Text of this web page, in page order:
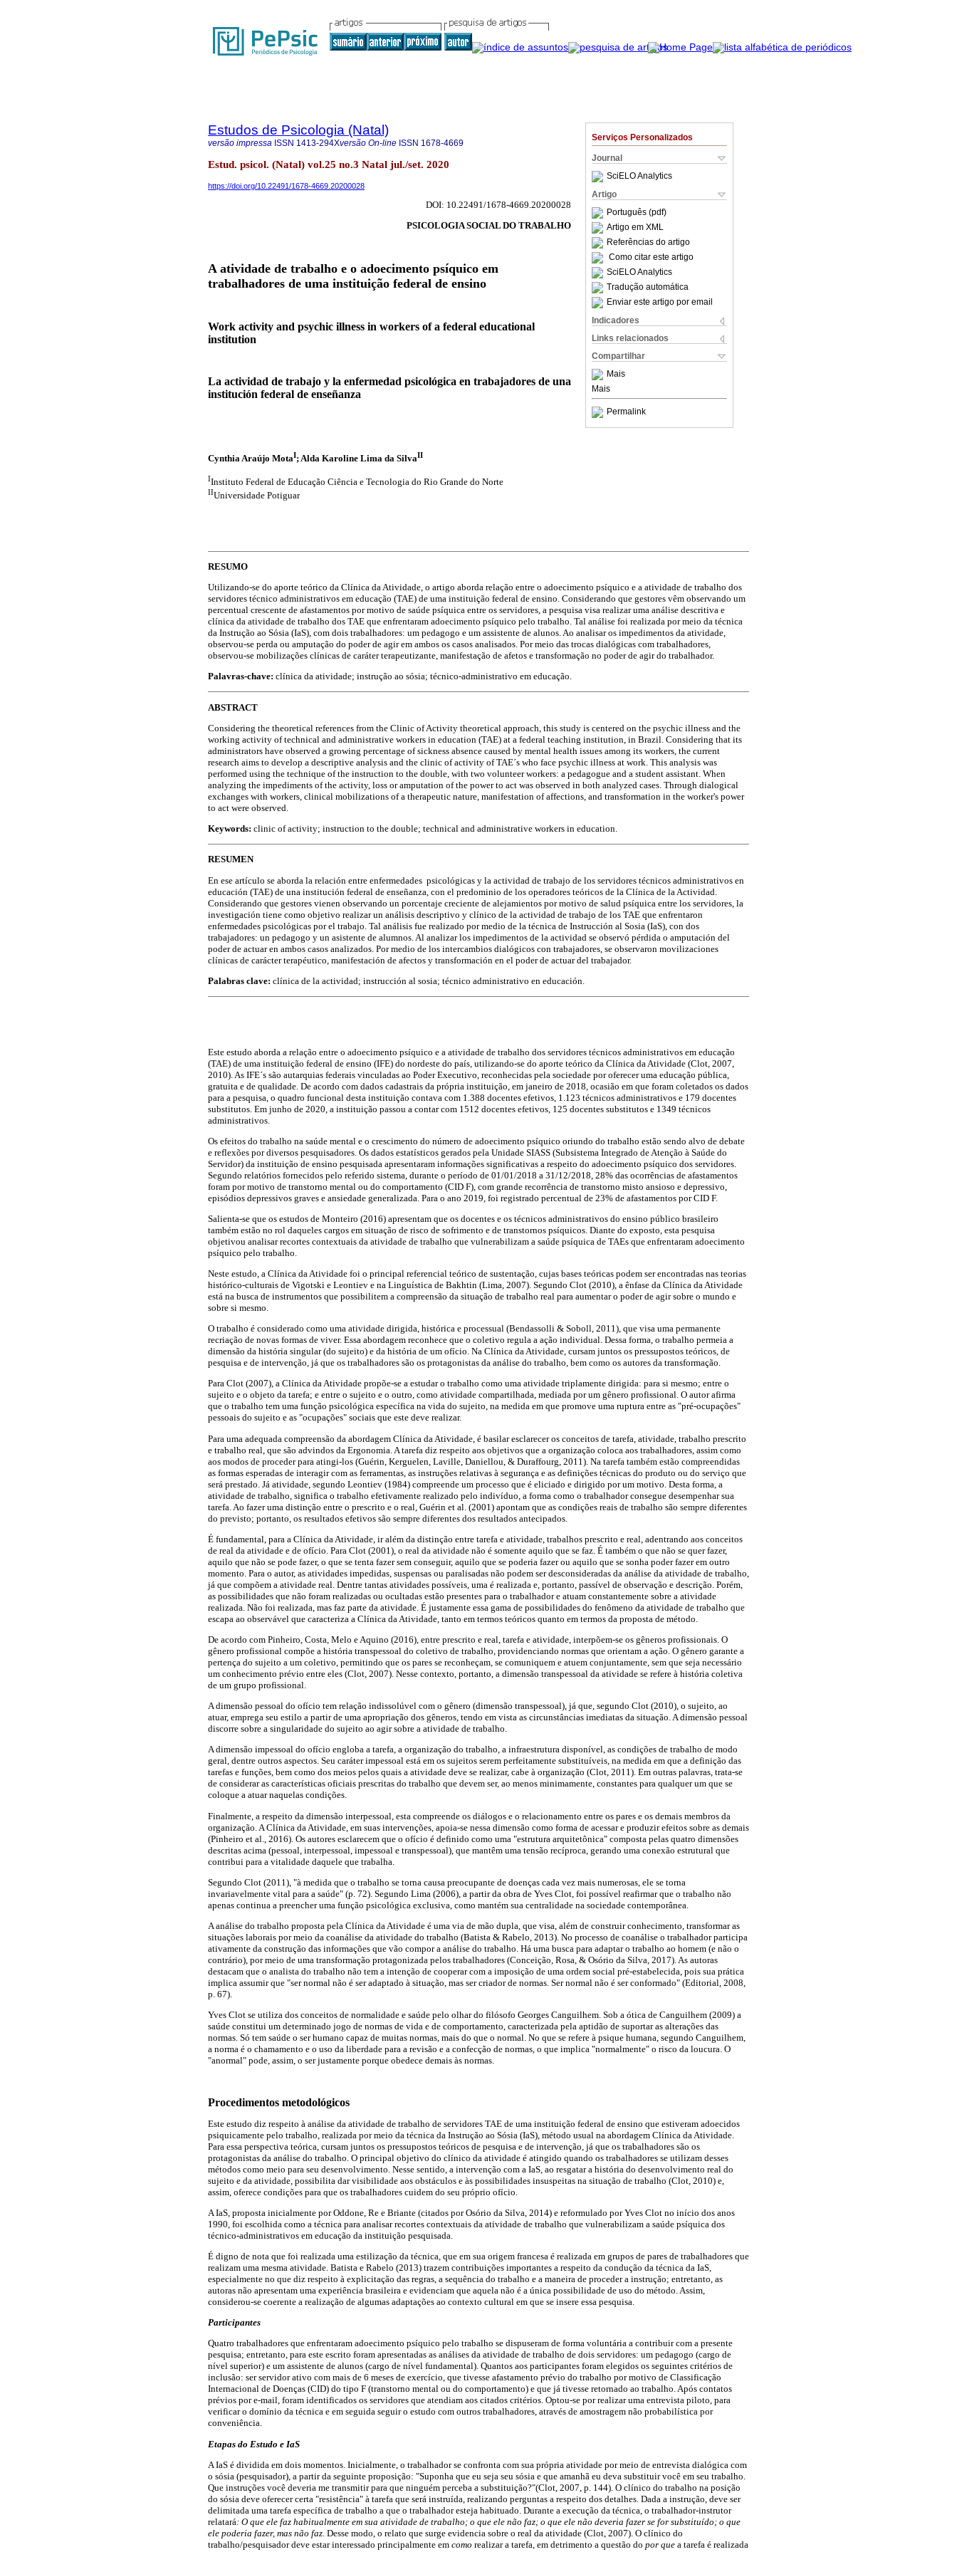
Serviços Personalizados
Journal
SciELO Analytics
Artigo
Português (pdf)
Artigo em XML
Referências do artigo
Como citar este artigo
SciELO Analytics
Tradução automática
Enviar este artigo por email
Indicadores
Links relacionados
Compartilhar
Mais
Mais
Permalink
Estudos de Psicologia (Natal)
versão impressa ISSN 1413-294Xversão On-line ISSN 1678-4669
Estud. psicol. (Natal) vol.25 no.3 Natal jul./set. 2020
https://doi.org/10.22491/1678-4669.20200028
DOI: 10.22491/1678-4669.20200028
PSICOLOGIA SOCIAL DO TRABALHO
A atividade de trabalho e o adoecimento psíquico em
trabalhadores de uma instituição federal de ensino
Work activity and psychic illness in workers of a federal educational
institution
La actividad de trabajo y la enfermedad psicológica en trabajadores de una
institución federal de enseñanza
Cynthia Araújo MotaI; Alda Karoline Lima da SilvaII
IInstituto Federal de Educação Ciência e Tecnologia do Rio Grande do Norte
IIUniversidade Potiguar
RESUMO
Utilizando-se do aporte teórico da Clínica da Atividade, o artigo aborda relação entre o adoecimento psíquico e a atividade de trabalho dos
servidores técnico administrativos em educação (TAE) de uma instituição federal de ensino. Considerando que gestores vêm observando um
percentual crescente de afastamentos por motivo de saúde psíquica entre os servidores, a pesquisa visa realizar uma análise descritiva e
clínica da atividade de trabalho dos TAE que enfrentaram adoecimento psíquico pelo trabalho. Tal análise foi realizada por meio da técnica
da Instrução ao Sósia (IaS), com dois trabalhadores: um pedagogo e um assistente de alunos. Ao analisar os impedimentos da atividade,
observou-se perda ou amputação do poder de agir em ambos os casos analisados. Por meio das trocas dialógicas com trabalhadores,
observou-se mobilizações clínicas de caráter terapeutizante, manifestação de afetos e transformação no poder de agir do trabalhador.
Palavras-chave: clínica da atividade; instrução ao sósia; técnico-administrativo em educação.
ABSTRACT
Considering the theoretical references from the Clinic of Activity theoretical approach, this study is centered on the psychic illness and the
working activity of technical and administrative workers in education (TAE) at a federal teaching institution, in Brazil. Considering that its
administrators have observed a growing percentage of sickness absence caused by mental health issues among its workers, the current
research aims to develop a descriptive analysis and the clinic of activity of TAE´s who face psychic illness at work. This analysis was
performed using the technique of the instruction to the double, with two volunteer workers: a pedagogue and a student assistant. When
analyzing the impediments of the activity, loss or amputation of the power to act was observed in both analyzed cases. Through dialogical
exchanges with workers, clinical mobilizations of a therapeutic nature, manifestation of affections, and transformation in the worker's power
to act were observed.
Keywords: clinic of activity; instruction to the double; technical and administrative workers in education.
RESUMEN
En ese artículo se aborda la relación entre enfermedades psicológicas y la actividad de trabajo de los servidores técnicos administrativos en
educación (TAE) de una institución federal de enseñanza, con el predominio de los operadores teóricos de la Clínica de la Actividad.
Considerando que gestores vienen observando un porcentaje creciente de alejamientos por motivo de salud psíquica entre los servidores, la
investigación tiene como objetivo realizar un análisis descriptivo y clínico de la actividad de trabajo de los TAE que enfrentaron
enfermedades psicológicas por el trabajo. Tal análisis fue realizado por medio de la técnica de Instrucción al Sosia (IaS), con dos
trabajadores: un pedagogo y un asistente de alumnos. Al analizar los impedimentos de la actividad se observó pérdida o amputación del
poder de actuar en ambos casos analizados. Por medio de los intercambios dialógicos con trabajadores, se observaron movilizaciones
clínicas de carácter terapéutico, manifestación de afectos y transformación en el poder de actuar del trabajador.
Palabras clave: clínica de la actividad; instrucción al sosia; técnico administrativo en educación.
Este estudo aborda a relação entre o adoecimento psíquico e a atividade de trabalho dos servidores técnicos administrativos em educação
(TAE) de uma instituição federal de ensino (IFE) do nordeste do país, utilizando-se do aporte teórico da Clínica da Atividade (Clot, 2007,
2010). As IFE´s são autarquias federais vinculadas ao Poder Executivo, reconhecidas pela sociedade por oferecer uma educação pública,
gratuita e de qualidade. De acordo com dados cadastrais da própria instituição, em janeiro de 2018, ocasião em que foram coletados os dados
para a pesquisa, o quadro funcional desta instituição contava com 1.388 docentes efetivos, 1.123 técnicos administrativos e 179 docentes
substitutos. Em junho de 2020, a instituição passou a contar com 1512 docentes efetivos, 125 docentes substitutos e 1349 técnicos
administrativos.
Os efeitos do trabalho na saúde mental e o crescimento do número de adoecimento psíquico oriundo do trabalho estão sendo alvo de debate
e reflexões por diversos pesquisadores. Os dados estatísticos gerados pela Unidade SIASS (Subsistema Integrado de Atenção à Saúde do
Servidor) da instituição de ensino pesquisada apresentaram informações significativas a respeito do adoecimento psíquico dos servidores.
Segundo relatórios fornecidos pelo referido sistema, durante o período de 01/01/2018 a 31/12/2018, 28% das ocorrências de afastamentos
foram por motivo de transtorno mental ou do comportamento (CID F), com grande recorrência de transtorno misto ansioso e depressivo,
episódios depressivos graves e ansiedade generalizada. Para o ano 2019, foi registrado percentual de 23% de afastamentos por CID F.
Salienta-se que os estudos de Monteiro (2016) apresentam que os docentes e os técnicos administrativos do ensino público brasileiro
também estão no rol daqueles cargos em situação de risco de sofrimento e de transtornos psíquicos. Diante do exposto, esta pesquisa
objetivou analisar recortes contextuais da atividade de trabalho que vulnerabilizam a saúde psíquica de TAEs que enfrentaram adoecimento
psíquico pelo trabalho.
Neste estudo, a Clínica da Atividade foi o principal referencial teórico de sustentação, cujas bases teóricas podem ser encontradas nas teorias
histórico-culturais de Vigotski e Leontiev e na Linguística de Bakhtin (Lima, 2007). Segundo Clot (2010), a ênfase da Clínica da Atividade
está na busca de instrumentos que possibilitem a compreensão da situação de trabalho real para aumentar o poder de agir sobre o mundo e
sobre si mesmo.
O trabalho é considerado como uma atividade dirigida, histórica e processual (Bendassolli & Soboll, 2011), que visa uma permanente
recriação de novas formas de viver. Essa abordagem reconhece que o coletivo regula a ação individual. Dessa forma, o trabalho permeia a
dimensão da história singular (do sujeito) e da história de um ofício. Na Clínica da Atividade, cursam juntos os pressupostos teóricos, de
pesquisa e de intervenção, já que os trabalhadores são os protagonistas da análise do trabalho, bem como os autores da transformação.
Para Clot (2007), a Clínica da Atividade propõe-se a estudar o trabalho como uma atividade triplamente dirigida: para si mesmo; entre o
sujeito e o objeto da tarefa; e entre o sujeito e o outro, como atividade compartilhada, mediada por um gênero profissional. O autor afirma
que o trabalho tem uma função psicológica específica na vida do sujeito, na medida em que promove uma ruptura entre as "pré-ocupações"
pessoais do sujeito e as "ocupações" sociais que este deve realizar.
Para uma adequada compreensão da abordagem Clínica da Atividade, é basilar esclarecer os conceitos de tarefa, atividade, trabalho prescrito
e trabalho real, que são advindos da Ergonomia. A tarefa diz respeito aos objetivos que a organização coloca aos trabalhadores, assim como
aos modos de proceder para atingi-los (Guérin, Kerguelen, Laville, Daniellou, & Duraffourg, 2011). Na tarefa também estão compreendidas
as formas esperadas de interagir com as ferramentas, as instruções relativas à segurança e as definições técnicas do produto ou do serviço que
será prestado. Já atividade, segundo Leontiev (1984) compreende um processo que é eliciado e dirigido por um motivo. Desta forma, a
atividade de trabalho, significa o trabalho efetivamente realizado pelo indivíduo, a forma como o trabalhador consegue desempenhar sua
tarefa. Ao fazer uma distinção entre o prescrito e o real, Guérin et al. (2001) apontam que as condições reais de trabalho são sempre diferentes
do previsto; portanto, os resultados efetivos são sempre diferentes dos resultados antecipados.
É fundamental, para a Clínica da Atividade, ir além da distinção entre tarefa e atividade, trabalhos prescrito e real, adentrando aos conceitos
de real da atividade e de ofício. Para Clot (2001), o real da atividade não é somente aquilo que se faz. É também o que não se quer fazer,
aquilo que não se pode fazer, o que se tenta fazer sem conseguir, aquilo que se poderia fazer ou aquilo que se sonha poder fazer em outro
momento. Para o autor, as atividades impedidas, suspensas ou paralisadas não podem ser desconsideradas da análise da atividade de trabalho,
já que compõem a atividade real. Dentre tantas atividades possíveis, uma é realizada e, portanto, passível de observação e descrição. Porém,
as possibilidades que não foram realizadas ou ocultadas estão presentes para o trabalhador e atuam constantemente sobre a atividade
realizada. Não foi realizada, mas faz parte da atividade. É justamente essa gama de possibilidades do fenômeno da atividade de trabalho que
escapa ao observável que caracteriza a Clínica da Atividade, tanto em termos teóricos quanto em termos da proposta de método.
De acordo com Pinheiro, Costa, Melo e Aquino (2016), entre prescrito e real, tarefa e atividade, interpõem-se os gêneros profissionais. O
gênero profissional compõe a história transpessoal do coletivo de trabalho, providenciando normas que orientam a ação. O gênero garante a
pertença do sujeito a um coletivo, permitindo que os pares se reconheçam, se comuniquem e atuem conjuntamente, sem que seja necessário
um conhecimento prévio entre eles (Clot, 2007). Nesse contexto, portanto, a dimensão transpessoal da atividade se refere à história coletiva
de um grupo profissional.
A dimensão pessoal do ofício tem relação indissolúvel com o gênero (dimensão transpessoal), já que, segundo Clot (2010), o sujeito, ao
atuar, emprega seu estilo a partir de uma apropriação dos gêneros, tendo em vista as circunstâncias imediatas da situação. A dimensão pessoal
discorre sobre a singularidade do sujeito ao agir sobre a atividade de trabalho.
A dimensão impessoal do ofício engloba a tarefa, a organização do trabalho, a infraestrutura disponível, as condições de trabalho de modo
geral, dentre outros aspectos. Seu caráter impessoal está em os sujeitos serem perfeitamente substituíveis, na medida em que a definição das
tarefas e funções, bem como dos meios pelos quais a atividade deve se realizar, cabe à organização (Clot, 2011). Em outras palavras, trata-se
de considerar as características oficiais prescritas do trabalho que devem ser, ao menos minimamente, constantes para qualquer um que se
coloque a atuar naquelas condições.
Finalmente, a respeito da dimensão interpessoal, esta compreende os diálogos e o relacionamento entre os pares e os demais membros da
organização. A Clínica da Atividade, em suas intervenções, apoia-se nessa dimensão como forma de acessar e produzir efeitos sobre as demais
(Pinheiro et al., 2016). Os autores esclarecem que o ofício é definido como uma "estrutura arquitetônica" composta pelas quatro dimensões
descritas acima (pessoal, interpessoal, impessoal e transpessoal), que mantêm uma tensão recíproca, gerando uma conexão estrutural que
contribui para a vitalidade daquele que trabalha.
Segundo Clot (2011), "à medida que o trabalho se torna causa preocupante de doenças cada vez mais numerosas, ele se torna
invariavelmente vital para a saúde" (p. 72). Segundo Lima (2006), a partir da obra de Yves Clot, foi possível reafirmar que o trabalho não
apenas continua a preencher uma função psicológica exclusiva, como mantém sua centralidade na sociedade contemporânea.
A análise do trabalho proposta pela Clínica da Atividade é uma via de mão dupla, que visa, além de construir conhecimento, transformar as
situações laborais por meio da coanálise da atividade do trabalho (Batista & Rabelo, 2013). No processo de coanálise o trabalhador participa
ativamente da construção das informações que vão compor a análise do trabalho. Há uma busca para adaptar o trabalho ao homem (e não o
contrário), por meio de uma transformação protagonizada pelos trabalhadores (Conceição, Rosa, & Osório da Silva, 2017). As autoras
destacam que o analista do trabalho não tem a intenção de cooperar com a imposição de uma ordem social pré-estabelecida, pois sua prática
implica assumir que "ser normal não é ser adaptado à situação, mas ser criador de normas. Ser normal não é ser conformado" (Editorial, 2008,
p. 67).
Yves Clot se utiliza dos conceitos de normalidade e saúde pelo olhar do filósofo Georges Canguilhem. Sob a ótica de Canguilhem (2009) a
saúde constitui um determinado jogo de normas de vida e de comportamento, caracterizada pela aptidão de suportar as alterações das
normas. Só tem saúde o ser humano capaz de muitas normas, mais do que o normal. No que se refere à psique humana, segundo Canguilhem,
a norma é o chamamento e o uso da liberdade para a revisão e a confecção de normas, o que implica "normalmente" o risco da loucura. O
"anormal" pode, assim, o ser justamente porque obedece demais às normas.
Procedimentos metodológicos
Este estudo diz respeito à análise da atividade de trabalho de servidores TAE de uma instituição federal de ensino que estiveram adoecidos
psiquicamente pelo trabalho, realizada por meio da técnica da Instrução ao Sósia (IaS), método usual na abordagem Clínica da Atividade.
Para essa perspectiva teórica, cursam juntos os pressupostos teóricos de pesquisa e de intervenção, já que os trabalhadores são os
protagonistas da análise do trabalho. O principal objetivo do clínico da atividade é atingido quando os trabalhadores se utilizam desses
métodos como meio para seu desenvolvimento. Nesse sentido, a intervenção com a IaS, ao resgatar a história do desenvolvimento real do
sujeito e da atividade, possibilita dar visibilidade aos obstáculos e às possibilidades insuspeitas na situação de trabalho (Clot, 2010) e,
assim, oferece condições para que os trabalhadores cuidem do seu próprio ofício.
A IaS, proposta inicialmente por Oddone, Re e Briante (citados por Osório da Silva, 2014) e reformulado por Yves Clot no início dos anos
1990, foi escolhida como a técnica para analisar recortes contextuais da atividade de trabalho que vulnerabilizam a saúde psíquica dos
técnico-administrativos em educação da instituição pesquisada.
É digno de nota que foi realizada uma estilização da técnica, que em sua origem francesa é realizada em grupos de pares de trabalhadores que
realizam uma mesma atividade. Batista e Rabelo (2013) trazem contribuições importantes a respeito da condução da técnica da IaS,
especialmente no que diz respeito à explicitação das regras, a sequência do trabalho e a maneira de proceder a instrução; entretanto, as
autoras não apresentam uma experiência brasileira e evidenciam que aquela não é a única possibilidade de uso do método. Assim,
considerou-se coerente a realização de algumas adaptações ao contexto cultural em que se insere essa pesquisa.
Participantes
Quatro trabalhadores que enfrentaram adoecimento psíquico pelo trabalho se dispuseram de forma voluntária a contribuir com a presente
pesquisa; entretanto, para este escrito foram apresentadas as análises da atividade de trabalho de dois servidores: um pedagogo (cargo de
nível superior) e um assistente de alunos (cargo de nível fundamental). Quantos aos participantes foram elegidos os seguintes critérios de
inclusão: ser servidor ativo com mais de 6 meses de exercício, que tivesse afastamento prévio do trabalho por motivo de Classificação
Internacional de Doenças (CID) do tipo F (transtorno mental ou do comportamento) e que já tivesse retornado ao trabalho. Após contatos
prévios por e-mail, foram identificados os servidores que atendiam aos citados critérios. Optou-se por realizar uma entrevista piloto, para
verificar o domínio da técnica e em seguida seguir o estudo com outros trabalhadores, através de amostragem não probabilística por
conveniência.
Etapas do Estudo e IaS
A IaS é dividida em dois momentos. Inicialmente, o trabalhador se confronta com sua própria atividade por meio de entrevista dialógica com
o sósia (pesquisador), a partir da seguinte proposição: "Suponha que eu seja seu sósia e que amanhã eu deva substituir você em seu trabalho.
Que instruções você deveria me transmitir para que ninguém perceba a substituição?"(Clot, 2007, p. 144). O clínico do trabalho na posição
do sósia deve oferecer certa "resistência" à tarefa que será instruída, realizando perguntas a respeito dos detalhes. Dada a instrução, deve ser
delimitada uma tarefa específica de trabalho a que o trabalhador esteja habituado. Durante a execução da técnica, o trabalhador-instrutor
relatará : O que ele faz habitualmente em sua atividade de trabalho; o que ele não faz; o que ele não deveria fazer se for substituído; o que
ele poderia fazer, mas não faz . Desse modo, o relato que surge evidencia sobre o real da atividade (Clot, 2007). O clínico do
trabalho/pesquisador deve estar interessado principalmente em como realizar a tarefa, em detrimento a questão do por que a tarefa é realizada